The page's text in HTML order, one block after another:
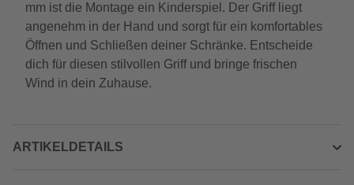
mm ist die Montage ein Kinderspiel. Der Griff liegt
angenehm in der Hand und sorgt für ein komfortables
Öffnen und Schließen deiner Schränke. Entscheide
dich für diesen stilvollen Griff und bringe frischen
Wind in dein Zuhause.
ARTIKELDETAILS